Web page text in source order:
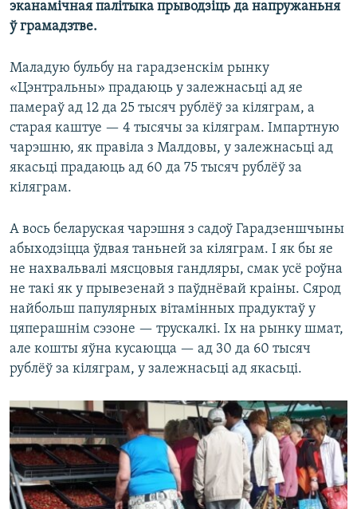
эканамічная палітыка прыводзіць да напружаньня
ў грамадзтве.
Маладую бульбу на гарадзенскім рынку
«Цэнтральны» прадаюць у залежнасьці ад яе
памераў ад 12 да 25 тысяч рублёў за кіляграм, а
старая каштуе — 4 тысячы за кіляграм. Імпартную
чарэшню, як правіла з Малдовы, у залежнасьці ад
якасьці прадаюць ад 60 да 75 тысяч рублёў за
кіляграм.
А вось беларуская чарэшня з садоў Гарадзеншчыны
абыходзіцца ўдвая таньней за кіляграм. І як бы яе
не нахвальвалі мясцовыя гандляры, смак усё роўна
не такі як у прывезенай з паўднёвай краіны. Сярод
найбольш папулярных вітамінных прадуктаў у
цяперашнім сэзоне — трускалкі. Іх на рынку шмат,
але кошты яўна кусаюцца — ад 30 да 60 тысяч
рублёў за кіляграм, у залежнасьці ад якасьці.